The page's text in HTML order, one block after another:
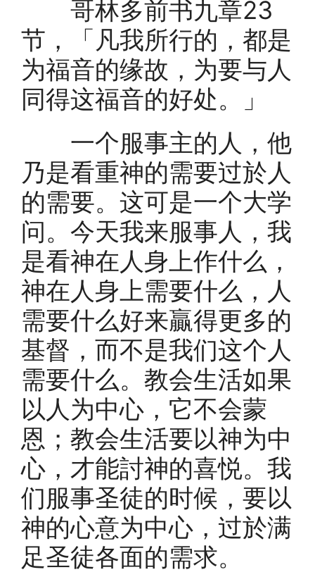
哥林多前书九章23
节，「凡我所行的，都是
为福音的缘故，为要与人
同得这福音的好处。」
一个服事主的人，他
乃是看重神的需要过於人
的需要。这可是一个大学
问。今天我来服事人，我
是看神在人身上作什么，
神在人身上需要什么，人
需要什么好来贏得更多的
基督，而不是我们这个人
需要什么。教会生活如果
以人为中心，它不会蒙
恩；教会生活要以神为中
心，才能討神的喜悦。我
们服事圣徒的时候，要以
神的心意为中心，过於满
足圣徒各面的需求。